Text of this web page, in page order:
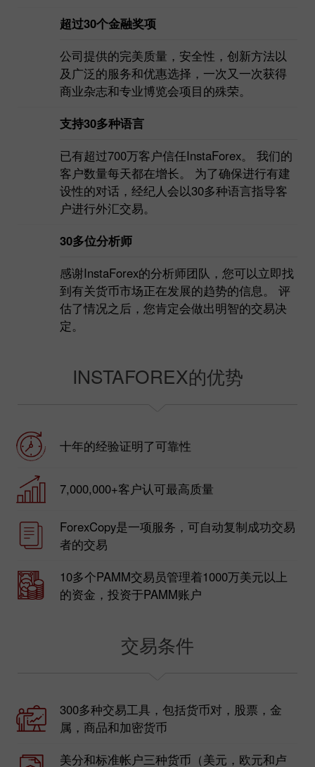
超过30个金融奖项
公司提供的完美质量，安全性，创新方法以
及广泛的服务和优惠选择，一次又一次获得
商业杂志和专业博览会项目的殊荣。
支持30多种语言
已有超过700万客户信任InstaForex。 我们的
客户数量每天都在增长。 为了确保进行有建
设性的对话，经纪人会以30多种语言指导客
户进行外汇交易。
30多位分析师
感谢InstaForex的分析师团队，您可以立即找
到有关货币市场正在发展的趋势的信息。 评
估了情况之后，您肯定会做出明智的交易决
定。
INSTAFOREX的优势
十年的经验证明了可靠性
7,000,000+客户认可最高质量
ForexCopy是一项服务，可自动复制成功交易
者的交易
10多个PAMM交易员管理着1000万美元以上
的资金，投资于PAMM账户
交易条件
300多种交易工具，包括货币对，股票，金
属，商品和加密货币
美分和标准帐户三种货币（美元，欧元和卢